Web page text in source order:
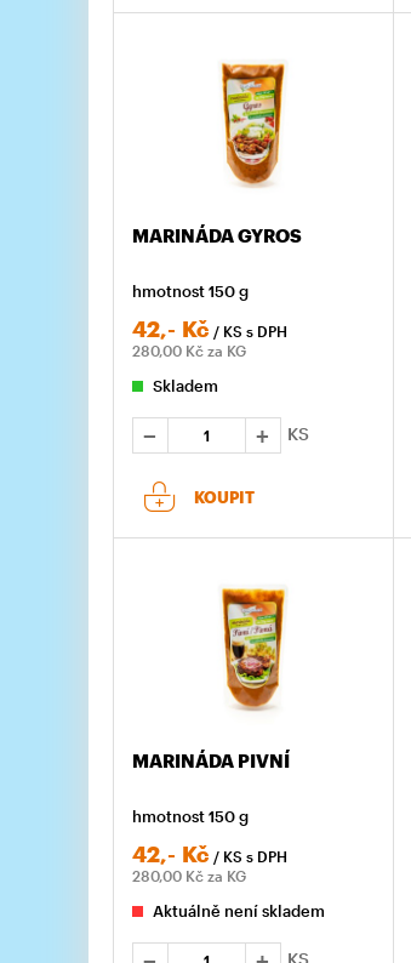
MARINÁDA GYROS
hmotnost 150 g
42,- Kč / KS s DPH
280,00Kč za KG
Skladem
KS
KOUPIT
MARINÁDA PIVNÍ
hmotnost 150 g
42,- Kč / KS s DPH
280,00Kč za KG
Aktuálně není skladem
KS